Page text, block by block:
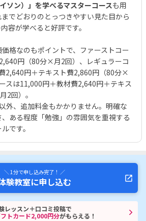
ソン）」を学べるマスターコースも用
でどおりのとっつきやすい見た目から
容が学べると好評です。
格なのもポイントで、ファーストコー
円（80分×月2回）、レギュラーコ
2,640円＋テキスト費2,860円（80分×
スは11,000円＋教材費2,640円＋テキス
2回）。
外、追加料金もかかりません。明確な
ある程度「勉強」の雰囲気を重視する
です。
＼ 1分で申し込み完了！ ／
験教室に申し込む
レッスン＋口コミ投稿で
トカード2,000円分がもらえる！